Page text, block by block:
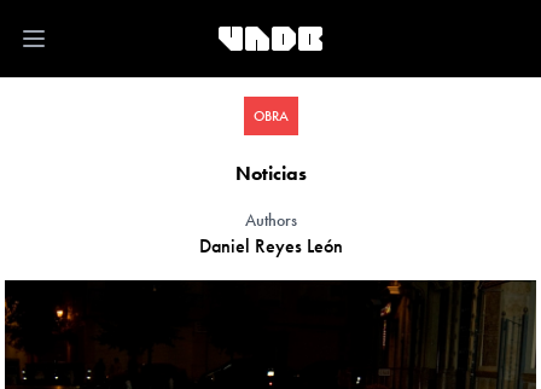
Open main menu
OBRA
Noticias
Authors
Daniel Reyes León